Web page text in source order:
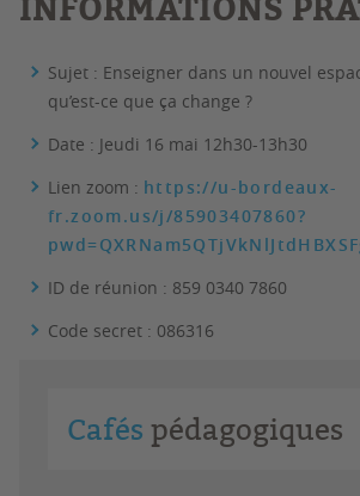
Sujet : Enseigner dans un nouvel
qu’est-ce que ça change ?
Date : Jeudi 16 mai 12h30-13h30
Lien zoom : https://u-bordeaux-
fr.zoom.us/j/85903407860?
ID de réunion : 859 0340 7860
Code secret : 086316
Cafés pédagogiques